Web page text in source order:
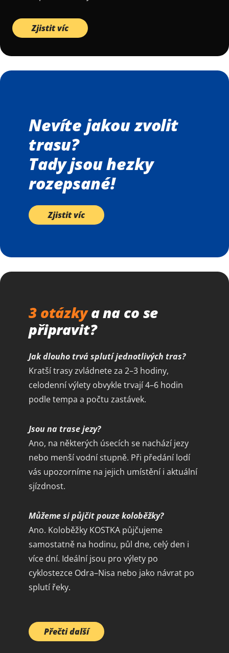
Zjistit víc
Nevíte jakou zvolit
trasu?
Tady jsou hezky
rozepsané!
Zjistit víc
3 otázkya na co se
připravit?
Jak dlouho trvá splutí jednotlivých tras?
Kratší trasy zvládnete za 2–3 hodiny,
celodenní výlety obvykle trvají 4–6 hodin
podle tempa a počtu zastávek.
Jsou na trase jezy?
Ano, na některých úsecích se nachází jezy
nebo menší vodní stupně. Při předání lodí
vás upozorníme na jejich umístění i aktuální
sjízdnost.
Můžeme si půjčit pouze koloběžky?
Ano. Koloběžky KOSTKA půjčujeme
samostatně na hodinu, půl dne, celý den i
více dní. Ideální jsou pro výlety po
cyklostezce Odra–Nisa nebo jako návrat po
splutí řeky.
Přečti další